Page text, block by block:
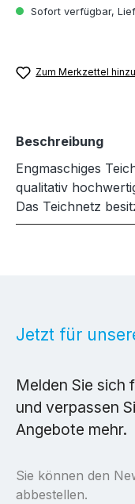
Sofort verfügbar,
Zum Merkzettel
Beschreibung
Engmaschiges
qualitativ
Das Teichnetz
Jetzt für
Melden Sie sich
und verpassen
Angebote mehr.
Sie können den
abbestellen.